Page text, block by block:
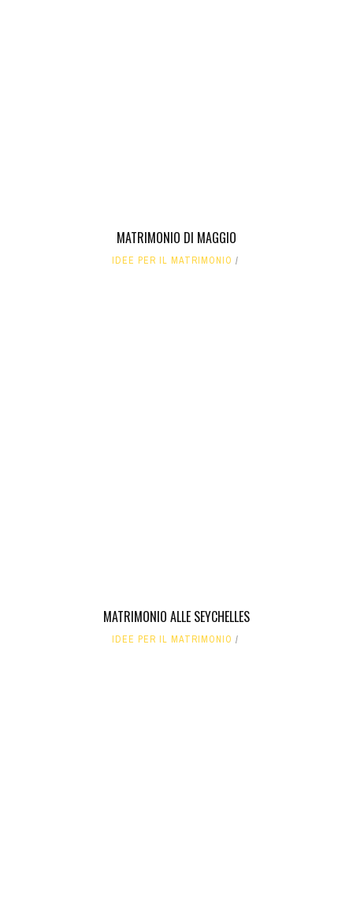
MATRIMONIO DI MAGGIO
IDEE PER IL MATRIMONIO
MATRIMONIO ALLE SEYCHELLES
IDEE PER IL MATRIMONIO